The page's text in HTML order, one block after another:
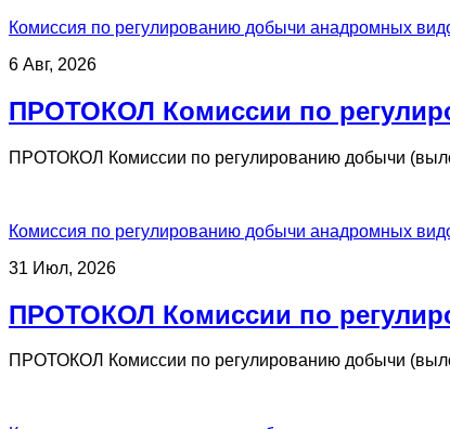
Комиссия по регулированию добычи анадромных
6 Авг, 2026
ПРОТОКОЛ Комиссии по
ПРОТОКОЛ Комиссии по регулированию добычи
Комиссия по регулированию добычи анадромных
31 Июл, 2026
ПРОТОКОЛ Комиссии по
ПРОТОКОЛ Комиссии по регулированию добычи